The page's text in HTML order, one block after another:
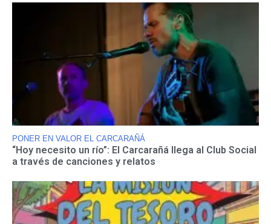
PONER EN VALOR EL CARCARAÑÁ
“Hoy necesito un río”: El Carcarañá llega al Club Social
a través de canciones y relatos